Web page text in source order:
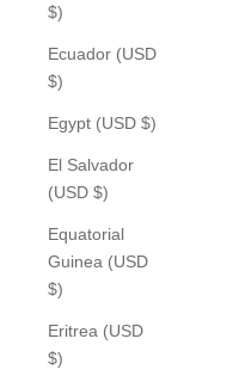
$)
Ecuador (USD
$)
Egypt (USD $)
El Salvador
(USD $)
Equatorial
Guinea (USD
$)
Eritrea (USD
$)